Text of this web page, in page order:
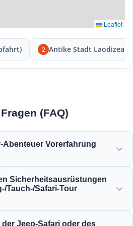
Leaflet
2 Antike Stadt Laodizea
(FAQ)
Abenteuer Vorerfahrung
oder Safariaktivitäten
und begleiten Sie.
Sicherheitsausrüstungen
Tauch-/Safari-Tour
Jeep-Safari oder des